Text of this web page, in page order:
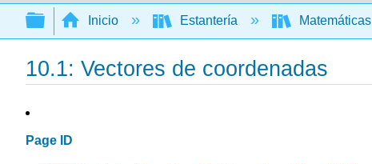
Buscar
Expandir/contraer jerarquía global
Inicio Estantería Matemáticas
10.1: Vectores de coordenadas
Page ID